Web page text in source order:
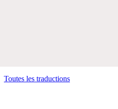
Toutes les traductions